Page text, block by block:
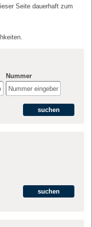
Seite dauerhaft zum
Nummer